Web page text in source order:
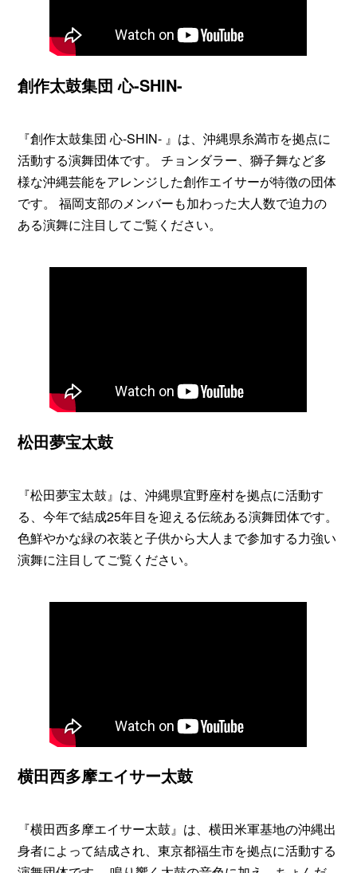
創作太鼓集団 心-SHIN-
『創作太鼓集団 心-SHIN- 』は、沖縄県糸満市を拠点に
活動する演舞団体です。 チョンダラー、獅子舞など多
様な沖縄芸能をアレンジした創作エイサーが特徴の団体
です。 福岡支部のメンバーも加わった大人数で迫力の
ある演舞に注目してご覧ください。
松田夢宝太鼓
『松田夢宝太鼓』は、沖縄県宜野座村を拠点に活動す
る、今年で結成25年目を迎える伝統ある演舞団体です。
色鮮やかな緑の衣装と子供から大人まで参加する力強い
演舞に注目してご覧ください。
横田西多摩エイサー太鼓
『横田西多摩エイサー太鼓』は、横田米軍基地の沖縄出
身者によって結成され、東京都福生市を拠点に活動する